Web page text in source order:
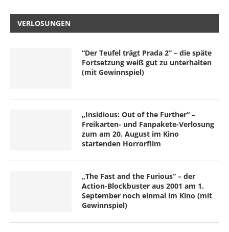
VERLOSUNGEN
“Der Teufel trägt Prada 2” – die späte
Fortsetzung weiß gut zu unterhalten
(mit Gewinnspiel)
„Insidious: Out of the Further“ –
Freikarten- und Fanpakete-Verlosung
zum am 20. August im Kino
startenden Horrorfilm
„The Fast and the Furious“ – der
Action-Blockbuster aus 2001 am 1.
September noch einmal im Kino (mit
Gewinnspiel)